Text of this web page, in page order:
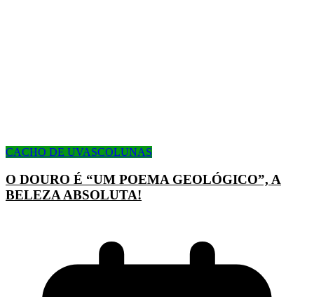
CACHO DE UVASCOLUNAS
O DOURO É “UM POEMA GEOLÓGICO”, A
BELEZA ABSOLUTA!